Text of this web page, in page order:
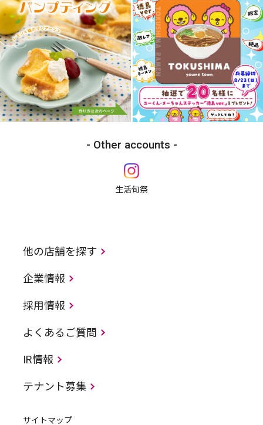
Other accounts
生活旬祭
他の店舗を探す
企業情報
採用情報
よくあるご質問
IR情報
テナント募集
サイトマップ